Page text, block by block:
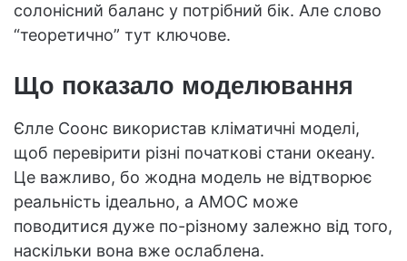
солонісний баланс у потрібний бік. Але слово
“теоретично” тут ключове.
Що показало моделювання
Єлле Соонс використав кліматичні моделі,
щоб перевірити різні початкові стани океану.
Це важливо, бо жодна модель не відтворює
реальність ідеально, а AMOC може
поводитися дуже по-різному залежно від того,
наскільки вона вже ослаблена.